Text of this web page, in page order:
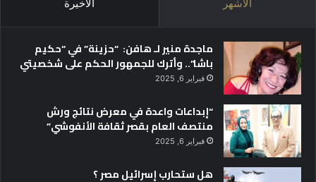
الأشهر الأخيرة
ماجدة منير لـ هافن: “حزينة” في “حكيم
باشا”.. وأترك للجمهور الحكم على شخصيتي
فبراير 6, 2025
“إبداعات واعدة في معرض نتائج ورش
منتصف العام بقصر ثقافة الأنفوشي”
فبراير 6, 2025
هل ستحارب إسرائيل مصر ؟